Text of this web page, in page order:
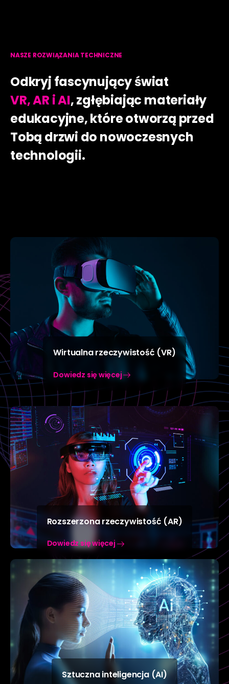
NASZE ROZWIĄZANIA TECHNICZNE
Odkryj fascynujący świat
VR, AR i AI, zgłębiając materiały
edukacyjne, które otworzą przed
Tobą drzwi do nowoczesnych
technologii.
Wirtualna rzeczywistość (VR)
Dowiedz się więcej
Rozszerzona rzeczywistość (AR)
Dowiedz się więcej
Sztuczna inteligencja (AI)